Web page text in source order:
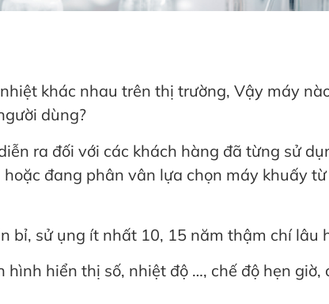
khác nhau trên thị trường, Vậy máy
dùng?
ra đối với các khách hàng đã từng sử
đang phân vân lựa chọn máy khuấy từ
bỉ, sử ụng ít nhất 10, 15 năm thậm chí lâu
hiển thị số, nhiệt độ …, chế độ hẹn giờ,